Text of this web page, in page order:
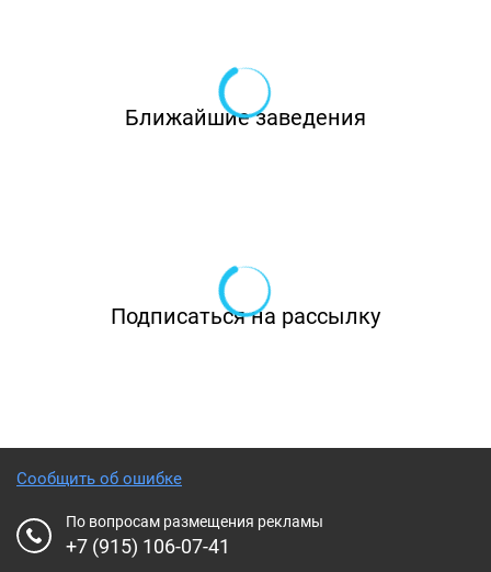
Ближайшие заведения
Подписаться на рассылку
Сообщить об ошибке
По вопросам размещения рекламы
+7 (915) 106-07-41